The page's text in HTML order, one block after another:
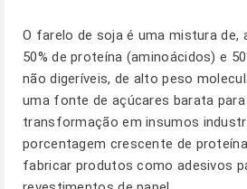
O farelo de soja é uma mistura de,
50% de proteína (aminoácidos) e
não digeríveis, de alto peso
uma fonte de açúcares barata
transformação em insumos
porcentagem crescente de
fabricar produtos como adesivos